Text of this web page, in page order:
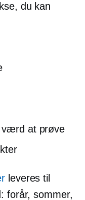
du kan
værd at prøve
leveres til
forår, sommer,